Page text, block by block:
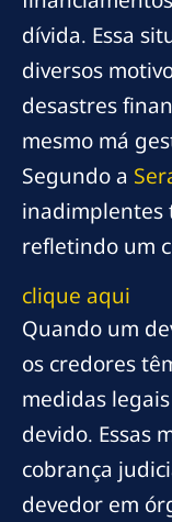
dívida. Essa
diversos
desastres
mesmo má
Segundo a
inadimplentes
refletindo um
clique aqui
Quando um
os credores
medidas
devido. Essas
cobrança
devedor em